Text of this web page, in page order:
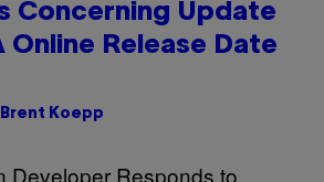
Concerning Update
Online Release Date
Brent Koepp